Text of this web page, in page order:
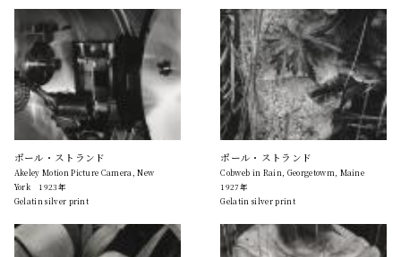
ポール・ストランド
Akeley Motion Picture Camera, New
York 1923年
Gelatin silver print
ポール・ストランド
Cobweb in Rain, Georgetowm, Maine
1927年
Gelatin silver print